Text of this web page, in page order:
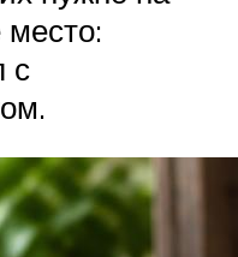
с